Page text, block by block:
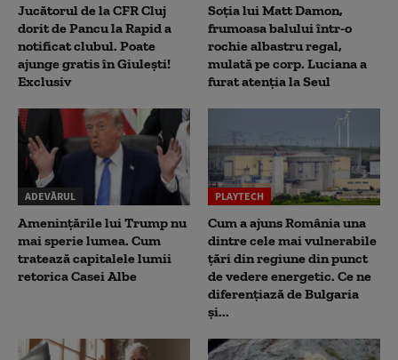
Jucătorul de la CFR Cluj
dorit de Pancu la Rapid a
notificat clubul. Poate
ajunge gratis în Giulești!
Exclusiv
Soția lui Matt Damon,
frumoasa balului într-o
rochie albastru regal,
mulată pe corp. Luciana a
furat atenția la Seul
ADEVĂRUL
Amenințările lui Trump nu
mai sperie lumea. Cum
tratează capitalele lumii
retorica Casei Albe
PLAYTECH
Cum a ajuns România una
dintre cele mai vulnerabile
țări din regiune din punct
de vedere energetic. Ce ne
diferențiază de Bulgaria
și...